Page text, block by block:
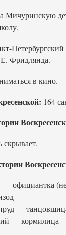
Мичуринскую
Петербургский
Фридлянда.
в кино.
164
официантка
—
— кормилица